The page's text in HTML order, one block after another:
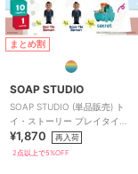
まとめ割
SOAP STUDIO
SOAP STUDIO (単品販売) ト
イ・ストーリー プレイタイム
クリッカー ブラインド
¥1,870 再入荷
2点以上で5%OFF